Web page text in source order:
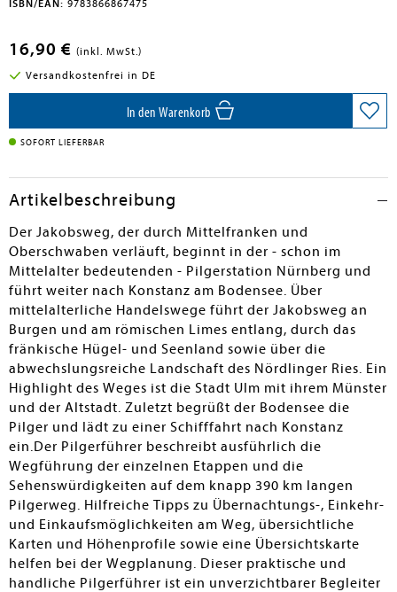
ISBN/EAN: 9783866867475
16,90 € (inkl. MwSt.)
Versandkostenfrei in DE
In den Warenkorb
SOFORT LIEFERBAR
Artikelbeschreibung
Der Jakobsweg, der durch Mittelfranken und
Oberschwaben verläuft, beginnt in der - schon im
Mittelalter bedeutenden - Pilgerstation Nürnberg und
führt weiter nach Konstanz am Bodensee. Über
mittelalterliche Handelswege führt der Jakobsweg an
Burgen und am römischen Limes entlang, durch das
fränkische Hügel- und Seenland sowie über die
abwechslungsreiche Landschaft des Nördlinger Ries. Ein
Highlight des Weges ist die Stadt Ulm mit ihrem Münster
und der Altstadt. Zuletzt begrüßt der Bodensee die
Pilger und lädt zu einer Schifffahrt nach Konstanz
ein.Der Pilgerführer beschreibt ausführlich die
Wegführung der einzelnen Etappen und die
Sehenswürdigkeiten auf dem knapp 390 km langen
Pilgerweg. Hilfreiche Tipps zu Übernachtungs-, Einkehr-
und Einkaufsmöglichkeiten am Weg, übersichtliche
Karten und Höhenprofile sowie eine Übersichtskarte
helfen bei der Wegplanung. Dieser praktische und
handliche Pilgerführer ist ein unverzichtbarer Begleiter